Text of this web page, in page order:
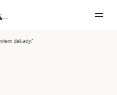
dekady?